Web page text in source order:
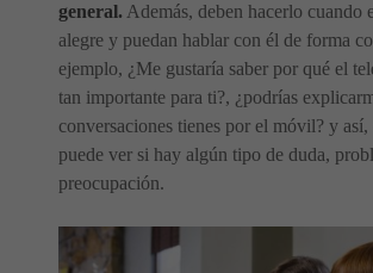
general. Además, deben hacerlo cuando
alegre y puedan hablar con él de forma
ejemplo, ¿Me gustaría saber por qué el
tan importante para ti?, ¿podrías
conversaciones tienes por el móvil? y así,
puede ver si hay algún tipo de duda,
preocupación.